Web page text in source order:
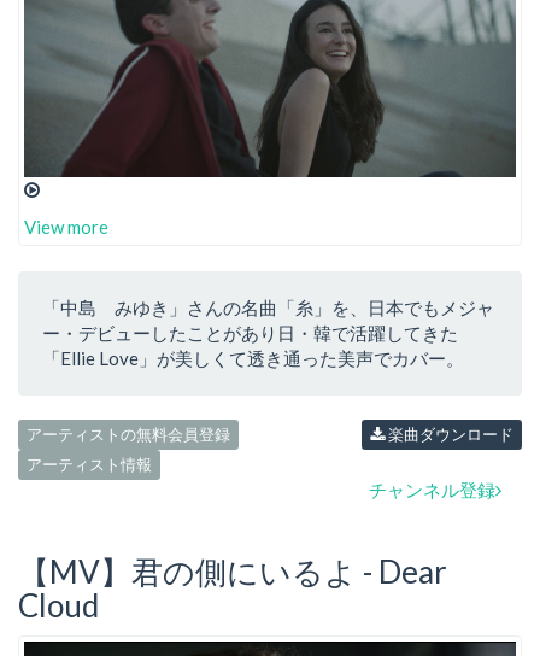
View more
「中島 みゆき」さんの名曲「糸」を、日本でもメジャ
ー・デビューしたことがあり日・韓で活躍してきた
「Ellie Love」が美しくて透き通った美声でカバー。
アーティストの無料会員登録
アーティスト情報
楽曲ダウンロード
チャンネル登録
【MV】君の側にいるよ - Dear
Cloud